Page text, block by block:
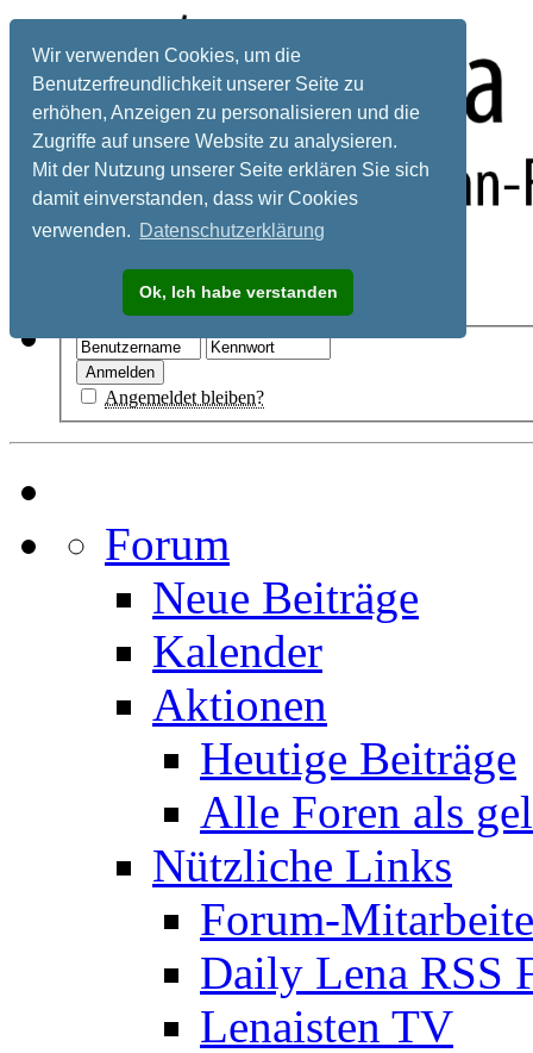
Wir verwenden Cookies, um die
Benutzerfreundlichkeit unserer Seite zu
erhöhen, Anzeigen zu personalisieren und die
Zugriffe auf unsere Website zu analysieren.
Mit der Nutzung unserer Seite erklären Sie sich
damit einverstanden, dass wir Cookies
verwenden. Datenschutzerklärung
Ok, Ich habe verstanden
Registrieren
Angemeldet bleiben?
Forum
Neue Beiträge
Kalender
Aktionen
Heutige Beiträge
Alle Foren als
Nützliche Links
Forum-
Daily Lena RSS
Lenaisten TV